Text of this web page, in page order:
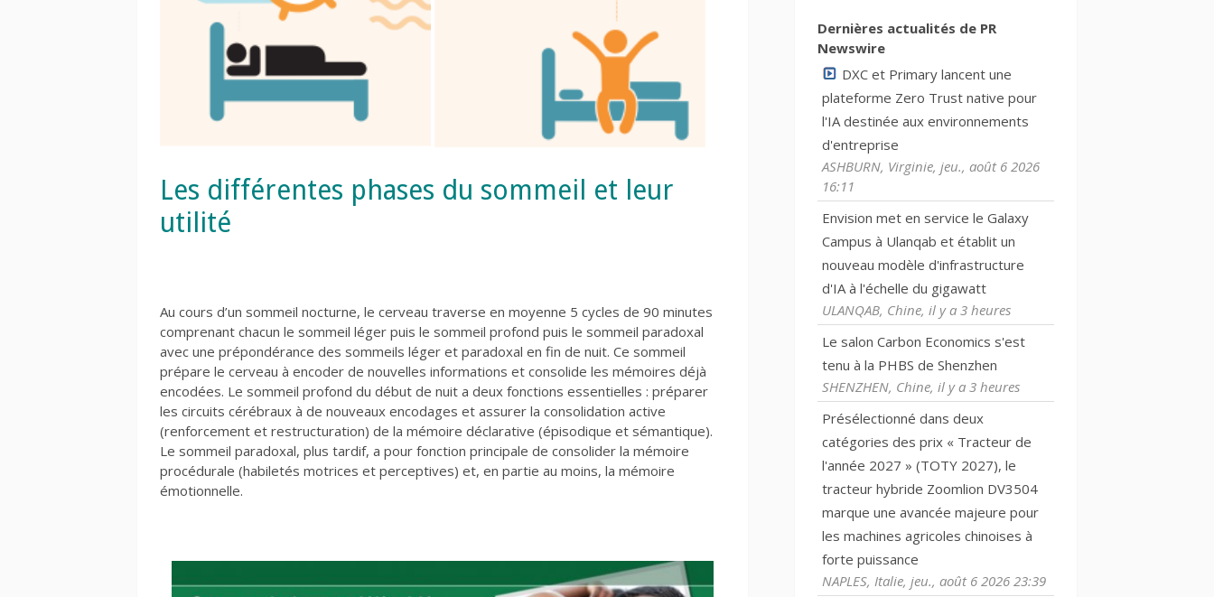
Les différentes phases du sommeil et leur
utilité
Au cours d’un sommeil nocturne, le cerveau traverse en moyenne 5 cycles de 90 minutes
comprenant chacun le sommeil léger puis le sommeil profond puis le sommeil paradoxal
avec une prépondérance des sommeils léger et paradoxal en fin de nuit. Ce sommeil
prépare le cerveau à encoder de nouvelles informations et consolide les mémoires déjà
encodées. Le sommeil profond du début de nuit a deux fonctions essentielles : préparer
les circuits cérébraux à de nouveaux encodages et assurer la consolidation active
(renforcement et restructuration) de la mémoire déclarative (épisodique et sémantique).
Le sommeil paradoxal, plus tardif, a pour fonction principale de consolider la mémoire
procédurale (habiletés motrices et perceptives) et, en partie au moins, la mémoire
émotionnelle.
Dernières actualités de PR
Newswire
DXC et Primary lancent une
plateforme Zero Trust native pour
l'IA destinée aux environnements
d'entreprise
ASHBURN, Virginie, jeu., août 6 2026
16:11
Envision met en service le Galaxy
Campus à Ulanqab et établit un
nouveau modèle d'infrastructure
d'IA à l'échelle du gigawatt
ULANQAB, Chine, il y a 3 heures
Le salon Carbon Economics s'est
tenu à la PHBS de Shenzhen
SHENZHEN, Chine, il y a 3 heures
Présélectionné dans deux
catégories des prix « Tracteur de
l'année 2027 » (TOTY 2027), le
tracteur hybride Zoomlion DV3504
marque une avancée majeure pour
les machines agricoles chinoises à
forte puissance
NAPLES, Italie, jeu., août 6 2026 23:39